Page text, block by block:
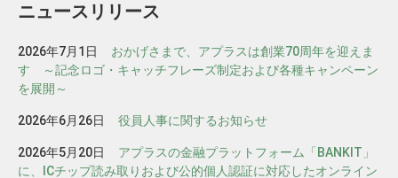
ニュースリリース
2026年7月1日
おかげさまで、アプラスは創業70周年を迎えま
す ～記念ロゴ・キャッチフレーズ制定および各種キャンペーン
を展開～
2026年6月26日 役員人事に関するお知らせ
2026年5月20日
アプラスの金融プラットフォーム「BANKIT」
に、ICチップ読み取りおよび公的個人認証に対応したオンライン